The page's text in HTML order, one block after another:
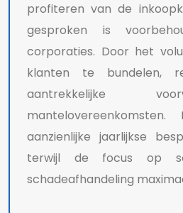
profiteren van de
gesproken is
corporaties. Door het
klanten te bundelen,
aantrekkelijke
aanzienlijke jaarlijkse
terwijl de focus op
schadeafhandeling